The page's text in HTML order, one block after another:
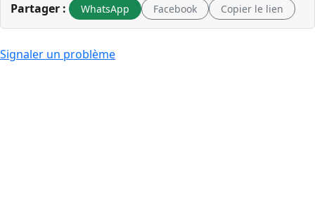
Partager : WhatsApp Facebook Copier le lien
Signaler un problème